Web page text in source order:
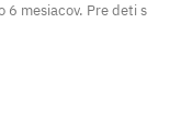
6 mesiacov. Pre deti s